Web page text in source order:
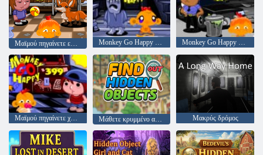
Μαϊμού πηγαίνετε ευτυχισμένο στάδιο 295 Monkey Go Happy Stage 343, Monkey Go Happy Stage 347
Μαϊμού πηγαίνετε χαρούμενο στάδιο 399 Μάθετε κρυμμένο αντικείμενο Μακρύς δρόμος